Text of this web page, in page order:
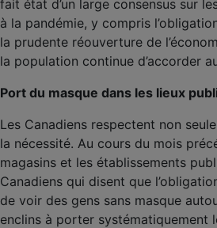
fait état d’un large consensus sur
à la pandémie, y compris
la prudente réouverture de
la population continue d’accorder
Port du masque dans les lieux
Les Canadiens respectent non
la nécessité. Au cours du mois
magasins et les établissements
Canadiens qui disent que
de voir des gens sans masque
enclins à porter systématiquement